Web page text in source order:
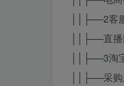
││├──2客
││├──直
││├──3淘
││├──采